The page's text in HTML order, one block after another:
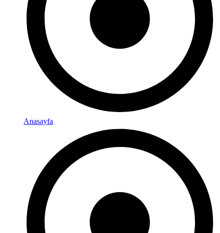
Anasayfa